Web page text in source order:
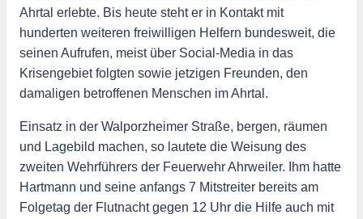
Ahrtal erlebte. Bis heute steht er in Kontakt mit
hunderten weiteren freiwilligen Helfern bundesweit, die
seinen Aufrufen, meist über Social-Media in das
Krisengebiet folgten sowie jetzigen Freunden, den
damaligen betroffenen Menschen im Ahrtal.
Einsatz in der Walporzheimer Straße, bergen, räumen
und Lagebild machen, so lautete die Weisung des
zweiten Wehrführers der Feuerwehr Ahrweiler. Ihm hatte
Hartmann und seine anfangs 7 Mitstreiter bereits am
Folgetag der Flutnacht gegen 12 Uhr die Hilfe auch mit